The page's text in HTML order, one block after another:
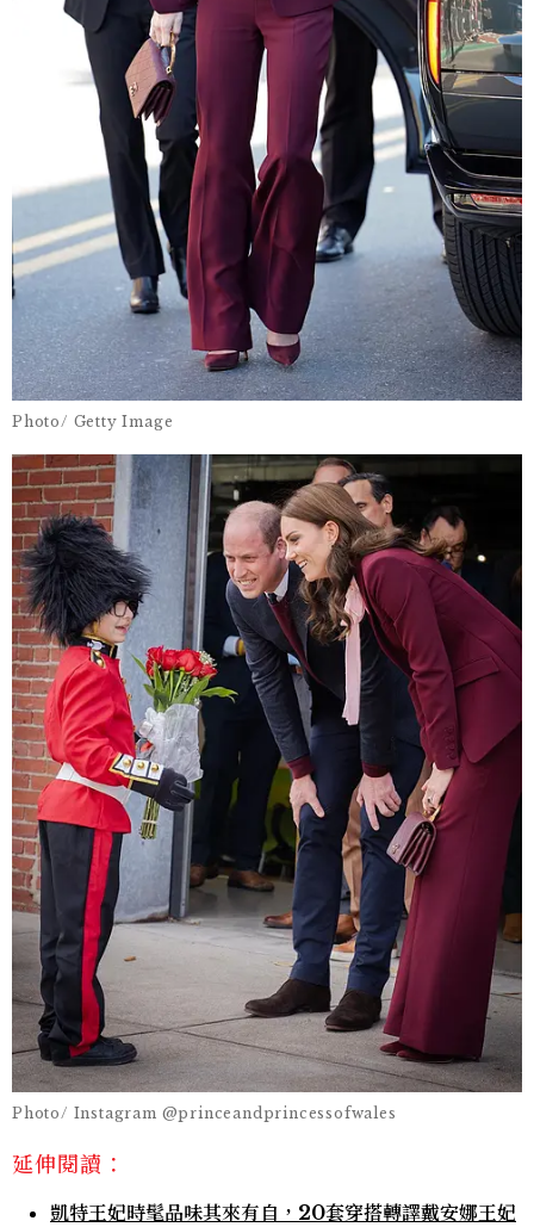
Photo/ Getty Image
Photo/ Instagram @princeandprincessofwales
延伸閱讀：
凱特王妃時髦品味其來有自，20套穿搭轉譯戴安娜王妃